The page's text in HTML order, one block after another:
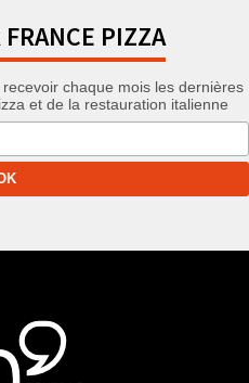
PIZZA
chaque mois les dernières
et de la restauration italienne